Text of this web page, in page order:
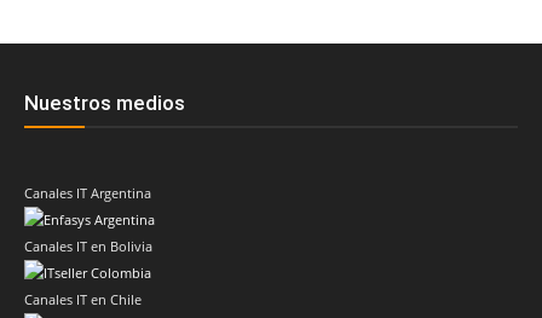
Nuestros medios
Canales IT Argentina
Canales IT en Bolivia
Canales IT en Chile